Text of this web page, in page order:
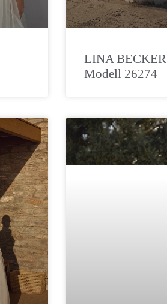
LINA BECKER |
Modell 26274